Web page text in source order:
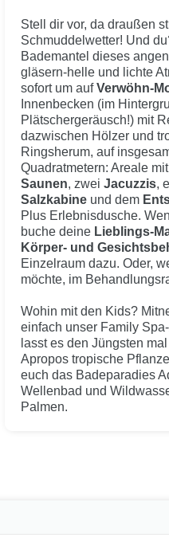
Stell dir vor, da draußen
Schmuddelwetter! Und
Bademantel dieses
gläsern-helle und lichte
sofort um aufVerwöhn-
Innenbecken (im
Plätschergeräusch!) mit
dazwischen Hölzer und
Ringsherum, auf
Quadratmetern: Areale
Saunen, zwei Jacuzzis,
Salzkabineund dem
Plus Erlebnisdusche.
buche deine Lieblings-
Körper- und
Einzelraum dazu. Oder,
möchte, im
Wohin mit den Kids?
einfach unser Family
lasst es den Jüngsten
Apropos tropische
euch das Badeparadies
Wellenbad und
Palmen.